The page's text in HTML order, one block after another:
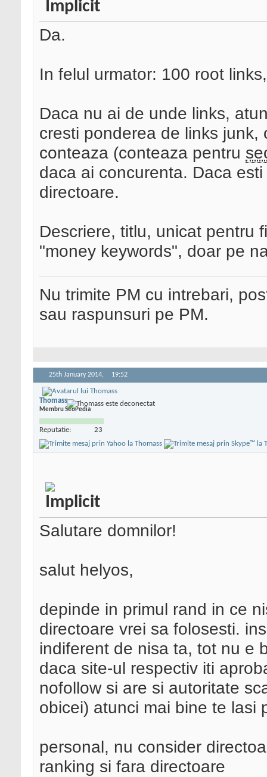
Da.
In felul urmator: 100 root
Daca nu ai de unde links,
cresti ponderea de links
conteaza (conteaza pentru
daca ai concurenta. Daca
directoare.
Descriere, titlu, unicat pentru
"money keywords", doar pe
Nu trimite PM cu intrebari,
sau raspunsuri pe PM.
25th January 2014, 19:52
Thomass
Membru SeoPedia
Reputatie: 23
Salutare domnilor!
salut helyos,
depinde in primul rand in ce
directoare vrei sa folosesti.
indiferent de nisa ta, tot nu e
daca site-ul respectiv iti
nofollow si are si autoritate
obicei) atunci mai bine te lasi
personal, nu consider
ranking si fara directoare